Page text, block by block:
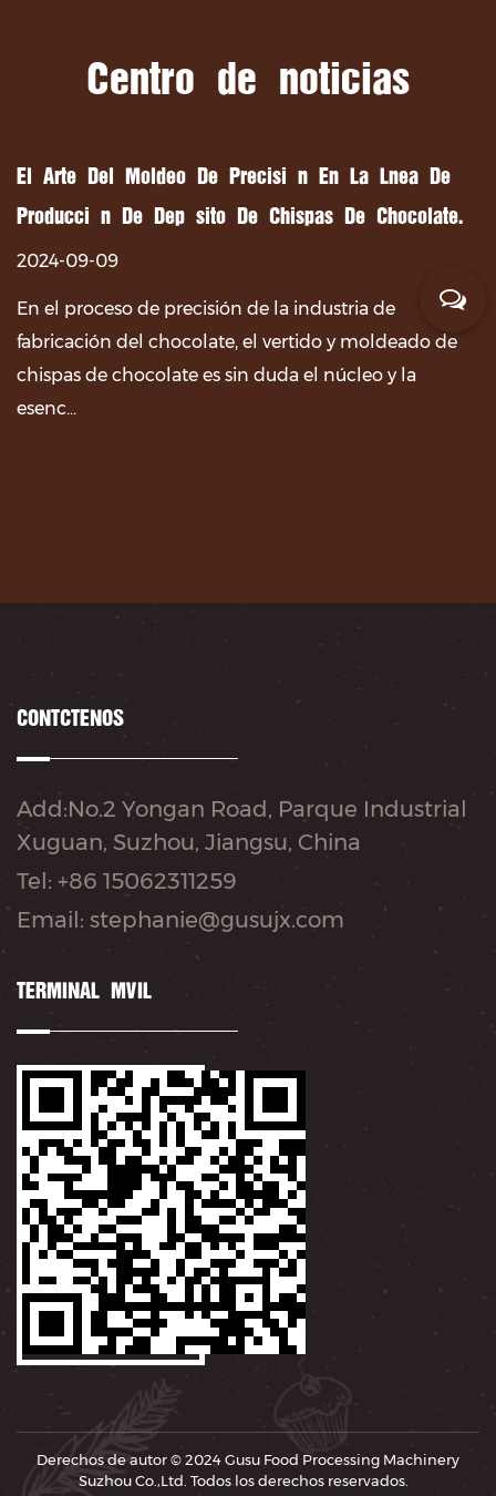
Centro de noticias
El Arte Del Moldeo De Precisión En La Línea De
Producción De Depósito De Chispas De Chocolate.
2024-09-09
En el proceso de precisión de la industria de
fabricación del chocolate, el vertido y moldeado de
chispas de chocolate es sin duda el núcleo y la
esenc...
CONTÁCTENOS
Add:No.2 Yongan Road, Parque Industrial
Xuguan, Suzhou, Jiangsu, China
Tel: +86 15062311259
Email: stephanie@gusujx.com
TERMINAL MÓVIL
Derechos de autor © 2024Gusu Food Processing Machinery
Suzhou Co.,Ltd. Todos los derechos reservados.